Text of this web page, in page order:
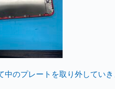
中のプレートを取り外していき